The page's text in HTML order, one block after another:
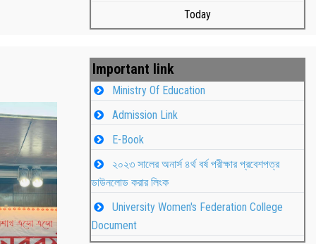
Today
Important link
Ministry Of Education
Admission Link
E-Book
২০২৩ সালের অনার্স ৪র্থ বর্ষ পরীক্ষার প্রবেশপত্র
ডাউনলোড করার লিংক
University Women's Federation College
Document